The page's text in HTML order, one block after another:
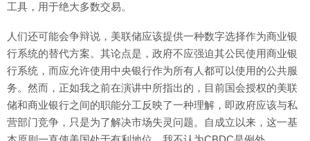
工具，用于绝大多数交易。
人们还可能会争辩说，美联储应该提供一种数字选择作为商业银
行系统的替代方案。其论点是，政府不应强迫其公民使用商业银
行系统，而应允许使用中央银行作为所有人都可以使用的公共服
务。然而，正如我之前在演讲中所指出的，目前国会授权的美联
储和商业银行之间的职能分工反映了一种理解，即政府应该与私
营部门竞争，只是为了解决市场失灵问题。自成立以来，这一基